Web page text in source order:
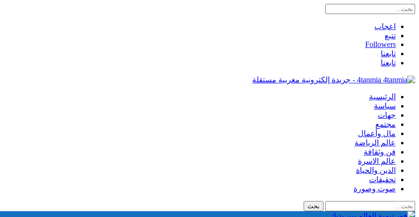
اعجاب
تتبع
Followers
تابعنا
تابعنا
4tanmia - جريدة إلكترونية مغربية مستقلة
الرئيسية
سياسة
جهات
مجتمع
مال وأعمال
عالم الرياضة
فن وثقافة
عالم الاسرة
الدين والحياة
تحقيقات
صوت وصورة